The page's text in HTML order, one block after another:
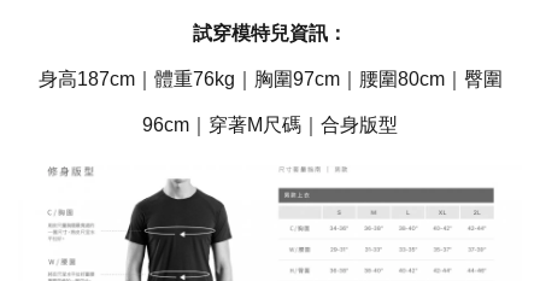
試穿模特兒資訊：
身高187cm｜體重76kg｜胸圍97cm｜腰圍80cm｜臀圍
96cm｜穿著M尺碼｜合身版型